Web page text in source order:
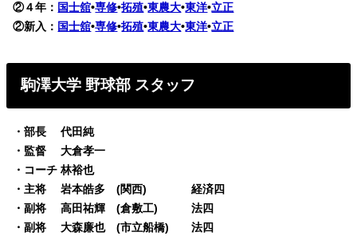
②４年： 国士舘•専修•拓殖•東農大•東洋•立正
②新入： 国士舘•専修•拓殖•東農大•東洋•立正
駒澤大学 野球部 スタッフ
・部長 代田純
・監督 大倉孝一
・コーチ 林裕也
・主将 岩本皓多 (関西) 経済四
・副将 高田祐輝 (倉敷工) 法四
・副将 大森廉也 (市立船橋) 法四